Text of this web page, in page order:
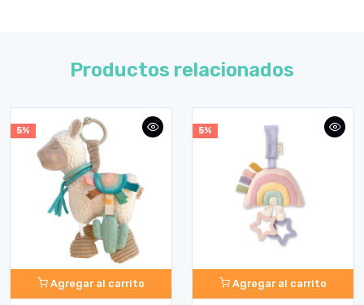
Productos relacionados
5%
Agregar al carrito
5%
Agregar al carrito